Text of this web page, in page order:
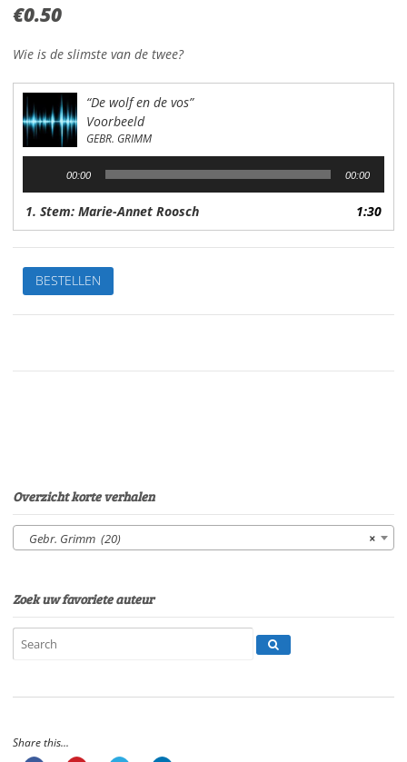
€0.50
Wie is de slimste van de twee?
“De wolf en de vos”
Voorbeeld
GEBR. GRIMM
00:00 00:00
1. Stem: Marie-Annet Roosch 1:30
De
wolf
en
Gebr.
BESTELLEN
Overzicht korte verhalen
×
Gebr. Grimm (20)
Zoek uw favoriete auteur
Share this...